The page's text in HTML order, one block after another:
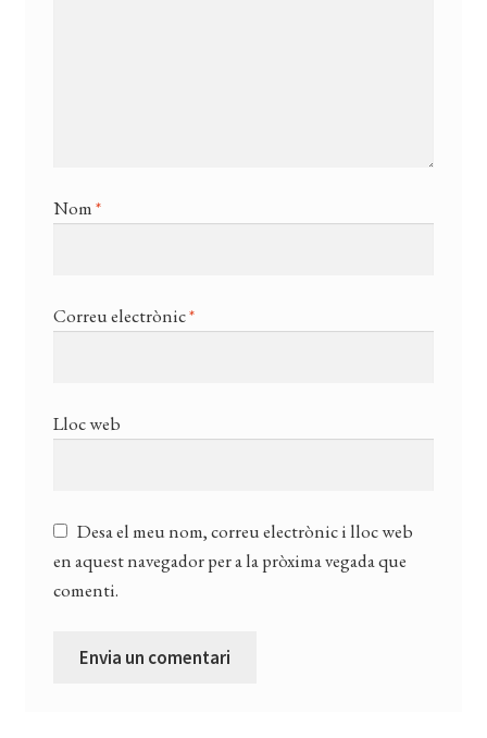
Nom*
Correu electrònic*
Lloc web
Desa el meu nom, correu electrònic i lloc web
en aquest navegador per a la pròxima vegada que
comenti.